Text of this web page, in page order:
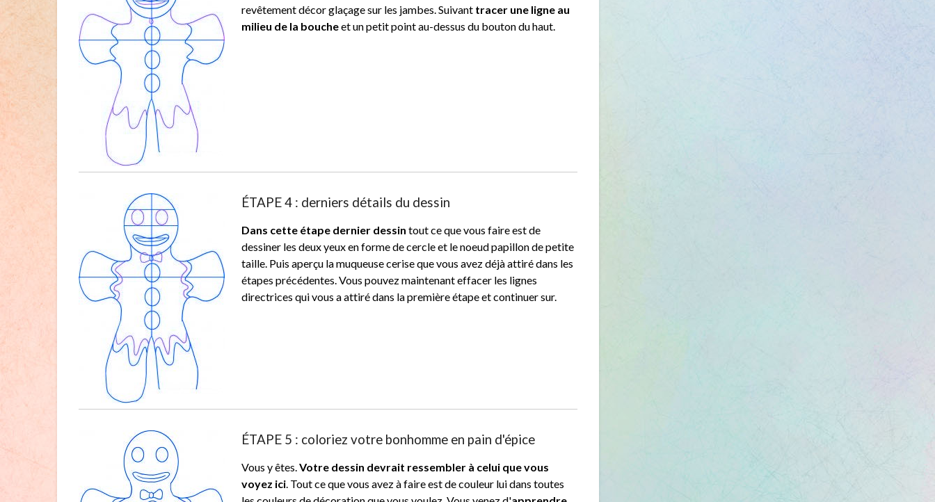
revêtement décor glaçage sur les jambes. Suivant tracer une ligne au
milieu de la boucheet un petit point au-dessus du bouton du haut.
ÉTAPE 4 : derniers détails du dessin
Dans cette étape dernier dessin tout ce que vous faire est de
dessiner les deux yeux en forme de cercle et le noeud papillon de petite
taille. Puis aperçu la muqueuse cerise que vous avez déjà attiré dans les
étapes précédentes. Vous pouvez maintenant effacer les lignes
directrices qui vous a attiré dans la première étape et continuer sur.
ÉTAPE 5 : coloriez votre bonhomme en pain d'épice
Vous y êtes.Votre dessin devrait ressembler à celui que vous
voyez ici. Tout ce que vous avez à faire est de couleur lui dans toutes